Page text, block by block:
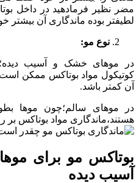
مضر نظیر فرمادهید در داخل
لطیفتر بوده ماندگاری آن بیشتر
نوع مو:
در موهای خشک و آسیب
کوتیکول مواد بوتاکس ممکن
آن کمتر باشد.
در موهای سالم؛چون موها
هستند،ماندگاری مواد بوتاکس
بوتاکس مو برای
آسیب دیده